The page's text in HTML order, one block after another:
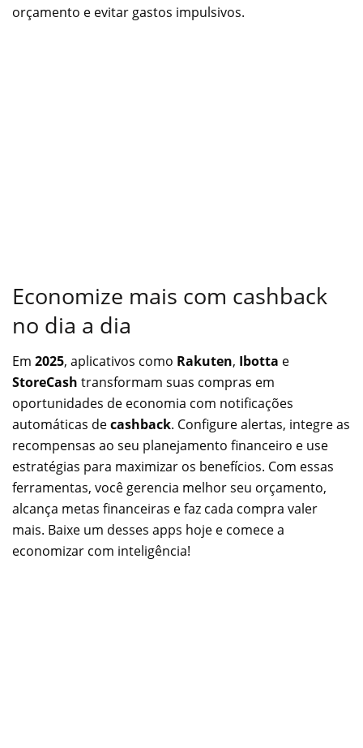
orçamento e evitar gastos impulsivos.
Economize mais com cashback
no dia a dia
Em 2025, aplicativos como Rakuten, Ibotta e
StoreCash transformam suas compras em
oportunidades de economia com notificações
automáticas decashback. Configure alertas, integre as
recompensas ao seu planejamento financeiro e use
estratégias para maximizar os benefícios. Com essas
ferramentas, você gerencia melhor seu orçamento,
alcança metas financeiras e faz cada compra valer
mais. Baixe um desses apps hoje e comece a
economizar com inteligência!